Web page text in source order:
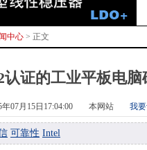
中心 > 正文
认证的工业平板电
年07月15日17:04:00 本网站 我
可靠性 Intel